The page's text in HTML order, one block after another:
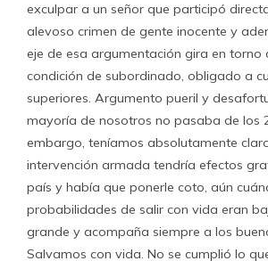
exculpar a un señor que participó
alevoso crimen de gente inocente y
eje de esa argumentación gira en torno
condición de subordinado, obligado a
superiores. Argumento pueril y
mayoría de nosotros no pasaba de los
embargo, teníamos absolutamente
intervención armada tendría efectos
país y había que ponerle coto, aún
probabilidades de salir con vida eran
grande y acompaña siempre a los
Salvamos con vida. No se cumplió lo